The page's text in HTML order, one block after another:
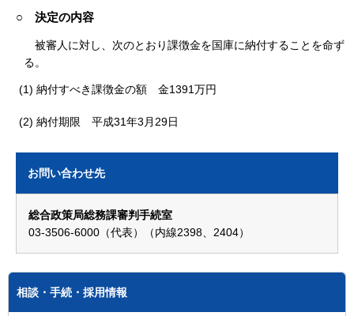
○ 決定の内容
被審人に対し、次のとおり課徴金を国庫に納付することを命ず
る。
(1) 納付すべき課徴金の額 金1391万円
(2) 納付期限 平成31年3月29日
お問い合わせ先
総合政策局総務課審判手続室
03-3506-6000（代表）（内線2398、2404）
相談・手続・採用情報